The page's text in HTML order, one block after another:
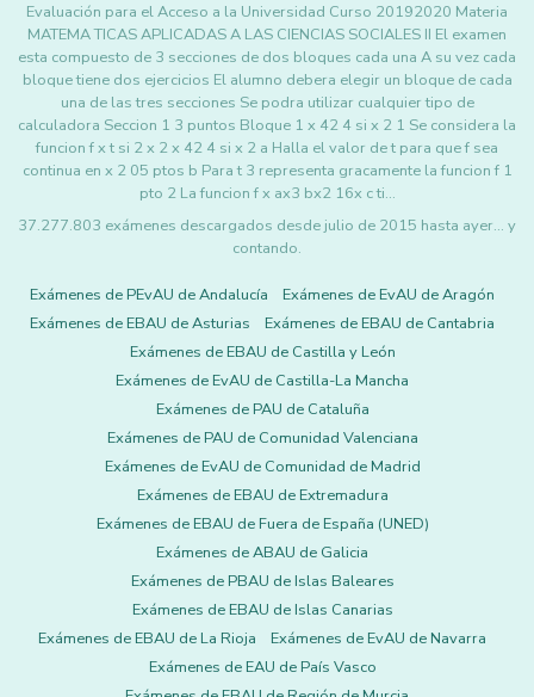
Evaluación para el Acceso a la Universidad Curso 20192020 Materia
MATEMA TICAS APLICADAS A LAS CIENCIAS SOCIALES II El examen
esta compuesto de 3 secciones de dos bloques cada una A su vez cada
bloque tiene dos ejercicios El alumno debera elegir un bloque de cada
una de las tres secciones Se podra utilizar cualquier tipo de
calculadora Seccion 1 3 puntos Bloque 1 x 42 4 si x 2 1 Se considera la
funcion f x t si 2 x 2 x 42 4 si x 2 a Halla el valor de t para que f sea
continua en x 2 05 ptos b Para t 3 representa gracamente la funcion f 1
pto 2 La funcion f x ax3 bx2 16x c ti…
37.277.803 exámenes descargados desde julio de 2015 hasta ayer... y
contando.
Exámenes de PEvAU de Andalucía
Exámenes de EvAU de Aragón
Exámenes de EBAU de Asturias
Exámenes de EBAU de Cantabria
Exámenes de EBAU de Castilla y León
Exámenes de EvAU de Castilla-La Mancha
Exámenes de PAU de Cataluña
Exámenes de PAU de Comunidad Valenciana
Exámenes de EvAU de Comunidad de Madrid
Exámenes de EBAU de Extremadura
Exámenes de EBAU de Fuera de España (UNED)
Exámenes de ABAU de Galicia
Exámenes de PBAU de Islas Baleares
Exámenes de EBAU de Islas Canarias
Exámenes de EBAU de La Rioja
Exámenes de EvAU de Navarra
Exámenes de EAU de País Vasco